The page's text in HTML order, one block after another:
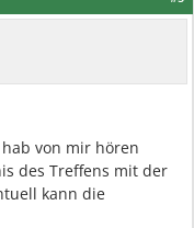
von mir hören
des Treffens mit der
kann die